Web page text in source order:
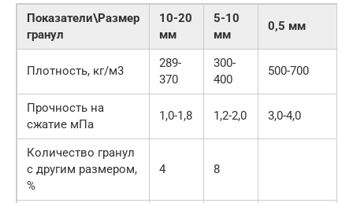
Показатели\Размер
гранул
10-20
мм
5-10
мм
0,5 мм
Плотность, кг/м3
289-
370
300-
400
500-700
Прочность на
сжатие мПа
1,0-1,8 1,2-2,0 3,0-4,0
Количество гранул
с другим размером,
%
4 8